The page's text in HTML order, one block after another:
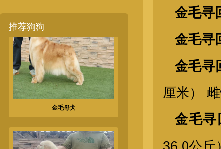
推荐狗狗
金毛母犬
金毛寻
金毛寻
金毛寻
厘米）
金毛寻
36.0公斤